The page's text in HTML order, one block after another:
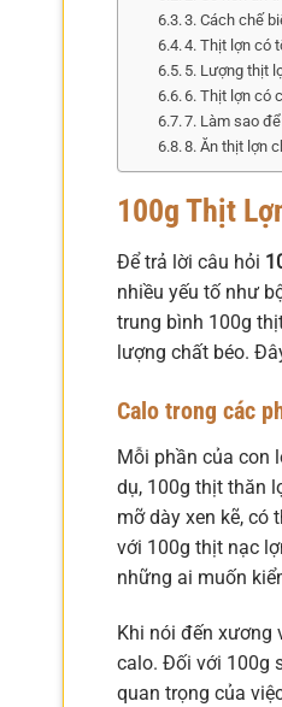
3. Cách chế
4. Thịt lợn có
5. Lượng thịt
6. Thịt lợn có
7. Làm sao
8. Ăn thịt lợn
100g Thịt
Để trả lời câu hỏi
nhiều yếu tố như
trung bình 100g
lượng chất béo.
Calo trong các
Mỗi phần của con
dụ, 100g thịt thăn
mỡ dày xen kẽ, có
với 100g thịt nạc
những ai muốn
Khi nói đến xương
calo. Đối với 100g
quan trọng của